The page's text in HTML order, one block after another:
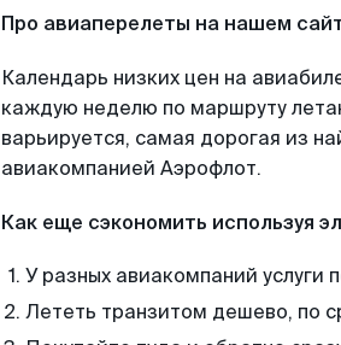
Про авиаперелеты на нашем
Календарь низких цен на
каждую неделю по маршруту
варьируется, самая дорогая из
авиакомпанией Аэрофлот.
Как еще сэкономить используя
У разных авиакомпаний услуги
Лететь транзитом дешево, по